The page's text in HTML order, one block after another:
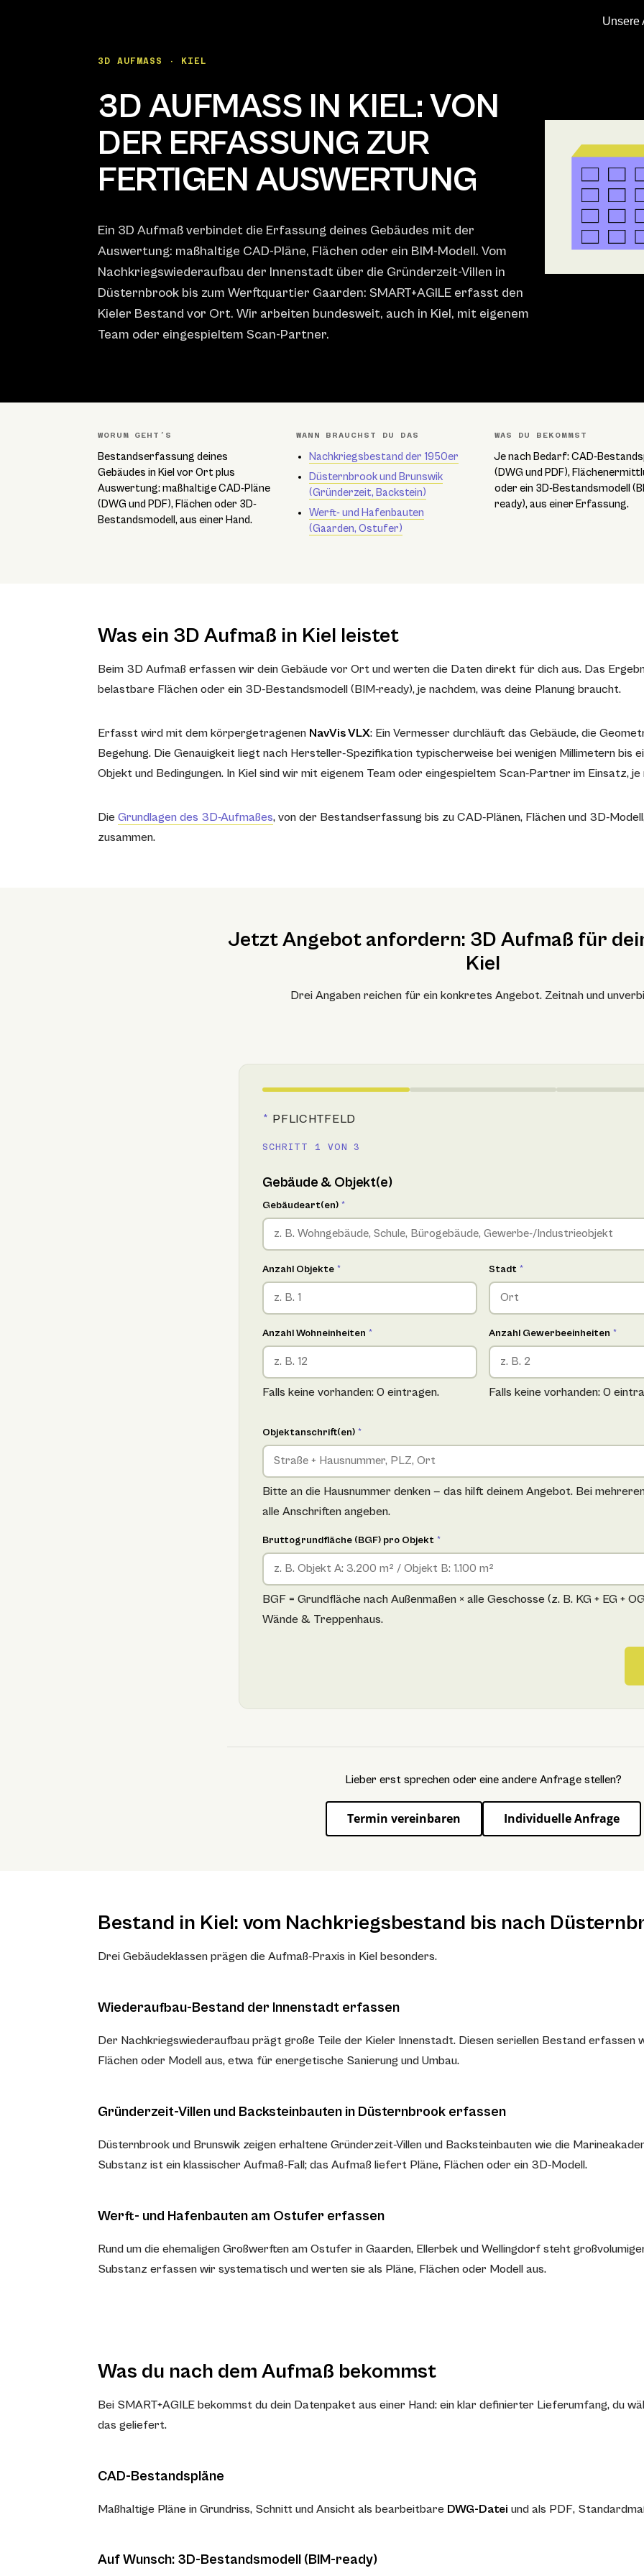
Unsere
3D AUFMASS · KIEL
3D AUFMASS IN KIEL: VON D
ER ERFASSUNG ZUR F
ERTIGEN AUSWERTUNG
Ein 3D Aufmaß verbindet die Erfassung deines Gebäudes mit der
Auswertung: maßhaltige CAD-Pläne, Flächen oder ein BIM-Modell. Vom
Nachkriegswiederaufbau der Innenstadt über die Gründerzeit-Villen in
Düsternbrook bis zum Werftquartier Gaarden: SMART+AGILE erfasst den
Kieler Bestand vor Ort. Wir arbeiten bundesweit, auch in Kiel, mit eigenem
Team oder eingespieltem Scan-Partner.
WORUM GEHT’S
Bestandserfassung deines
Gebäudes in Kiel vor Ort plus
Auswertung: maßhaltige CAD-Pläne
(DWG und PDF), Flächen oder 3D-
Bestandsmodell, aus einer Hand.
WANN BRAUCHST DU DAS
Nachkriegsbestand der 1950er
Düsternbrook und Brunswik
(Gründerzeit, Backstein)
Werft- und Hafenbauten
(Gaarden, Ostufer)
WAS DU BEKOMMST
Je nach Bedarf: CAD-
(DWG und PDF),
oder ein 3D-Bestandsmodell
ready), aus einer Erfassung.
Was ein 3D Aufmaß in Kiel leistet
Beim 3D Aufmaß erfassen wir dein Gebäude vor Ort und werten die Daten direkt für dich aus. Das
belastbare Flächen oder ein 3D-Bestandsmodell (BIM-ready), je nachdem, was deine Planung braucht.
Erfasst wird mit dem körpergetragenen NavVis VLX: Ein Vermesser durchläuft das Gebäude, die
Begehung. Die Genauigkeit liegt nach Hersteller-Spezifikation typischerweise bei wenigen Millimetern bis
Objekt und Bedingungen. In Kiel sind wir mit eigenem Team oder eingespieltem Scan-Partner im Einsatz, je
Die Grundlagen des 3D-Aufmaßes, von der Bestandserfassung bis zu CAD-Plänen, Flächen und 3D-
zusammen.
Jetzt Angebot anfordern: 3D Aufmaß für
Kiel
Drei Angaben reichen für ein konkretes Angebot. Zeitnah und
* PFLICHTFELD
SCHRITT 1 VON 3
Gebäude & Objekt(e)
Gebäudeart(en) *
Anzahl Objekte * Stadt *
Anzahl Wohneinheiten *
Falls keine vorhanden: 0 eintragen.
Anzahl Gewerbeeinheiten *
Falls keine vorhanden: 0
Objektanschrift(en) *
Bitte an die Hausnummer denken — das hilft deinem Angebot. Bei
alle Anschriften angeben.
Bruttogrundfläche (BGF) pro Objekt *
BGF = Grundfläche nach Außenmaßen × alle Geschosse (z. B. KG + EG +
Wände & Treppenhaus.
Lieber erst sprechen oder eine andere Anfrage stellen?
Termin vereinbaren Individuelle Anfrage
Bestand in Kiel: vom Nachkriegsbestand bis nach
Drei Gebäudeklassen prägen die Aufmaß-Praxis in Kiel besonders.
Wiederaufbau-Bestand der Innenstadt erfassen
Der Nachkriegswiederaufbau prägt große Teile der Kieler Innenstadt. Diesen seriellen Bestand erfassen
Flächen oder Modell aus, etwa für energetische Sanierung und Umbau.
Gründerzeit-Villen und Backsteinbauten in Düsternbrook erfassen
Düsternbrook und Brunswik zeigen erhaltene Gründerzeit-Villen und Backsteinbauten wie die
Substanz ist ein klassischer Aufmaß-Fall; das Aufmaß liefert Pläne, Flächen oder ein 3D-Modell.
Werft- und Hafenbauten am Ostufer erfassen
Rund um die ehemaligen Großwerften am Ostufer in Gaarden, Ellerbek und Wellingdorf steht
Substanz erfassen wir systematisch und werten sie als Pläne, Flächen oder Modell aus.
Was du nach dem Aufmaß bekommst
Bei SMART+AGILE bekommst du dein Datenpaket aus einer Hand: ein klar definierter Lieferumfang, du
das geliefert.
CAD-Bestandspläne
Maßhaltige Pläne in Grundriss, Schnitt und Ansicht als bearbeitbare DWG-Datei und als PDF,
Auf Wunsch: 3D-Bestandsmodell (BIM-ready)